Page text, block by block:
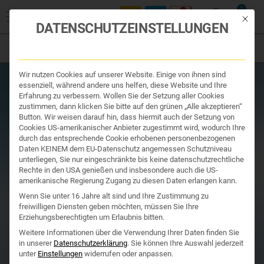
0
Organe & Organ Uhr
Traditionelle Medizin
Nahrungsergänzung
Kosmetik und Hygiene
Ihr Apotheker
Ihr Apotheker/ WESTEND VITAMIN B-
KOMPLEX FORTE ++ für Ihre Nervengesundheit ++ 60 KAPSELN
Mit
DATENSCHUTZEINSTELLUNGEN
Wir nutzen Cookies auf unserer Website. Einige von ihnen sind
essenziell, während andere uns helfen, diese Website und Ihre
Erfahrung zu verbessern. Wollen Sie der Setzung aller Cookies
zustimmen, dann klicken Sie bitte auf den grünen „Alle akzeptieren“
Button. Wir weisen darauf hin, dass hiermit auch der Setzung von
Cookies US-amerikanischer Anbieter zugestimmt wird, wodurch Ihre
durch das entsprechende Cookie erhobenen personenbezogenen
Daten KEINEM dem EU-Datenschutz angemessen Schutzniveau
unterliegen, Sie nur eingeschränkte bis keine datenschutzrechtliche
Rechte in den USA genießen und insbesondere auch die US-
amerikanische Regierung Zugang zu diesen Daten erlangen kann.
Wenn Sie unter 16 Jahre alt sind und Ihre Zustimmung zu
freiwilligen Diensten geben möchten, müssen Sie Ihre
Erziehungsberechtigten um Erlaubnis bitten.
Weitere Informationen über die Verwendung Ihrer Daten finden Sie
in unserer Datenschutzerklärung. Sie können Ihre Auswahl jederzeit
unter Einstellungen widerrufen oder anpassen.